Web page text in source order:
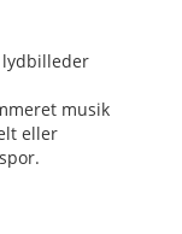
lydbilleder
musik
eller